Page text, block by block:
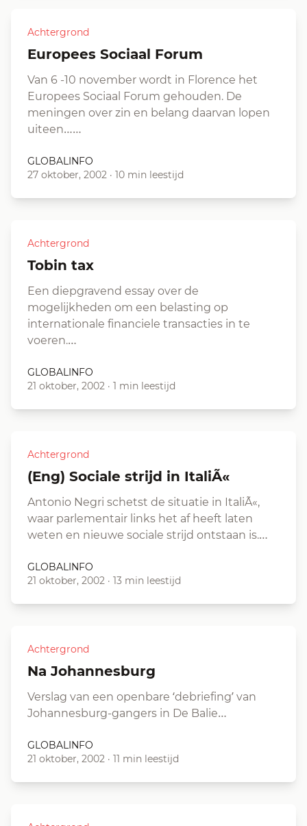
Achtergrond
Europees Sociaal Forum
Van 6 -10 november wordt in Florence het
Europees Sociaal Forum gehouden. De
meningen over zin en belang daarvan lopen
uiteen……
GLOBALINFO
27 oktober, 2002 · 10 min leestijd
Achtergrond
Tobin tax
Een diepgravend essay over de
mogelijkheden om een belasting op
internationale financiele transacties in te
voeren.…
GLOBALINFO
21 oktober, 2002 · 1 min leestijd
Achtergrond
(eng) Sociale strijd in ItaliÃ«
Antonio Negri schetst de situatie in ItaliÃ«,
waar parlementair links het af heeft laten
weten en nieuwe sociale strijd ontstaan is.…
GLOBALINFO
21 oktober, 2002 · 13 min leestijd
Achtergrond
Na Johannesburg
Verslag van een openbare ‘debriefing’ van
Johannesburg-gangers in De Balie…
GLOBALINFO
21 oktober, 2002 · 11 min leestijd